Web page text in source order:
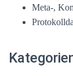
Meta-,